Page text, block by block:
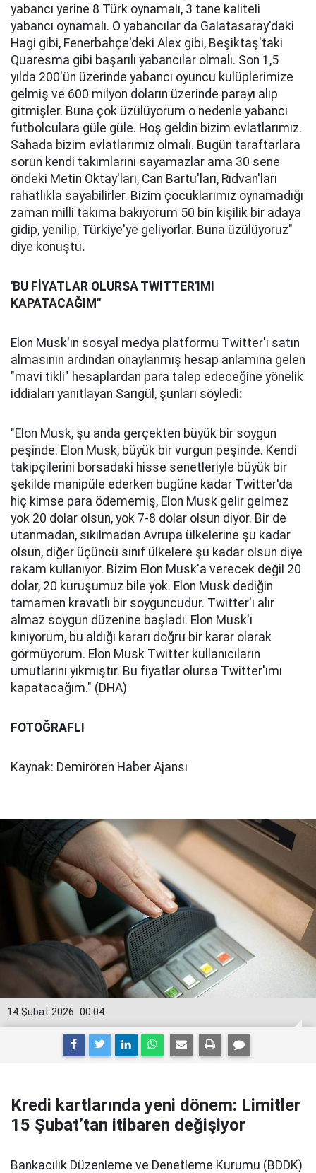
yabancı yerine 8 Türk oynamalı, 3 tane kaliteli
yabancı oynamalı. O yabancılar da Galatasaray'daki
Hagi gibi, Fenerbahçe'deki Alex gibi, Beşiktaş'taki
Quaresma gibi başarılı yabancılar olmalı. Son 1,5
yılda 200'ün üzerinde yabancı oyuncu kulüplerimize
gelmiş ve 600 milyon doların üzerinde parayı alıp
gitmişler. Buna çok üzülüyorum o nedenle yabancı
futbolculara güle güle. Hoş geldin bizim evlatlarımız.
Sahada bizim evlatlarımız olmalı. Bugün taraftarlara
sorun kendi takımlarını sayamazlar ama 30 sene
öndeki Metin Oktay'ları, Can Bartu'ları, Rıdvan'ları
rahatlıkla sayabilirler. Bizim çocuklarımız oynamadığı
zaman milli takıma bakıyorum 50 bin kişilik bir adaya
gidip, yenilip, Türkiye'ye geliyorlar. Buna üzülüyoruz"
diye konuştu.
'BU FİYATLAR OLURSA TWITTER'IMI
KAPATACAĞIM"
Elon Musk'ın sosyal medya platformu Twitter'ı satın
almasının ardından onaylanmış hesap anlamına gelen
"mavi tikli" hesaplardan para talep edeceğine yönelik
iddiaları yanıtlayan Sarıgül, şunları söyledi:
"Elon Musk, şu anda gerçekten büyük bir soygun
peşinde. Elon Musk, büyük bir vurgun peşinde. Kendi
takipçilerini borsadaki hisse senetleriyle büyük bir
şekilde manipüle ederken bugüne kadar Twitter'da
hiç kimse para ödememiş, Elon Musk gelir gelmez
yok 20 dolar olsun, yok 7-8 dolar olsun diyor. Bir de
utanmadan, sıkılmadan Avrupa ülkelerine şu kadar
olsun, diğer üçüncü sınıf ülkelere şu kadar olsun diye
rakam kullanıyor. Bizim Elon Musk'a verecek değil 20
dolar, 20 kuruşumuz bile yok. Elon Musk dediğin
tamamen kravatlı bir soyguncudur. Twitter'ı alır
almaz soygun düzenine başladı. Elon Musk'ı
kınıyorum, bu aldığı kararı doğru bir karar olarak
görmüyorum. Elon Musk Twitter kullanıcıların
umutlarını yıkmıştır. Bu fiyatlar olursa Twitter'ımı
kapatacağım." (DHA)
FOTOĞRAFLI
Kaynak: Demirören Haber Ajansı
00:04
14 Şubat 2026
Kredi kartlarında yeni dönem: Limitler
15 Şubat’tan itibaren değişiyor
Bankacılık Düzenleme ve Denetleme Kurumu (BDDK)